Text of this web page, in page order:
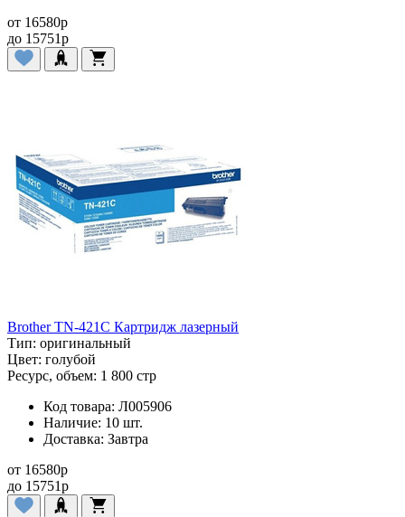
от 16580p
до 15751p
Brother TN-421C Картридж лазерный
Тип: оригинальный
Цвет: голубой
Ресурс, объем: 1 800 стр
Код товара: Л005906
Наличие: 10 шт.
Доставка: Завтра
от 16580p
до 15751p